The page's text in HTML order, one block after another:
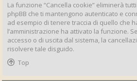
La funzione “Cancella cookie” eliminerà
phpBB che ti mantengono autenticato e
ad esempio di tenere traccia di quello che
l’amministrazione ha attivato la funzione.
accesso o di uscita dal sistema, la
risolvere tale disguido.
Top